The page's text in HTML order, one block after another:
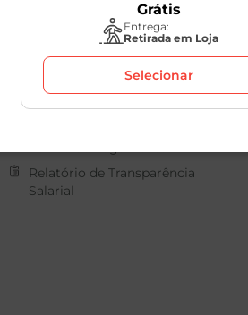
Quem Somos
Relatório de Transparência
Salarial
Grátis
Entrega:
Retirada em Loja
Selecionar